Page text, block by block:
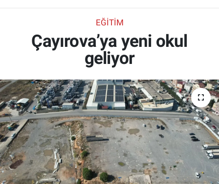
EĞITIM
Çayırova’ya yeni okul
geliyor
Asayiş
Kültür & Sanat
Bilim-Teknoloji
Köşe Yazıları
Röportaj
Video Galeri
Namaz Vakitleri
Süper Lig Puan Durumu ve Fikstür
Tüm Manşetler
Son Dakika Haberleri
Haber Arşivi